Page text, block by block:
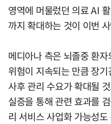
영역에 머물렀던 의료 AI
까지 확대하는 것이 이번
메디아나 측은 뇌졸중 환
위험이 지속되는 만큼 장
사후 관리 수요가 확대될
실증을 통해 관련 효과를
리 서비스 사업화 가능성